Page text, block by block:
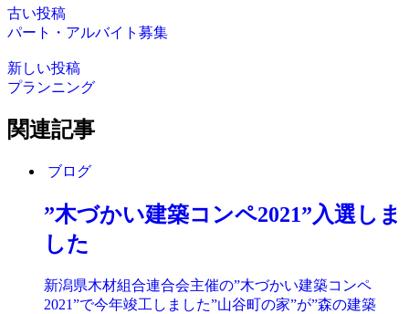
古い投稿
パート・アルバイト募集
新しい投稿
プランニング
関連記事
ブログ
”木づかい建築コンペ2021”入選しま
した
新潟県木材組合連合会主催の”木づかい建築コンペ
2021”で今年竣工しました”山谷町の家”が”森の建築